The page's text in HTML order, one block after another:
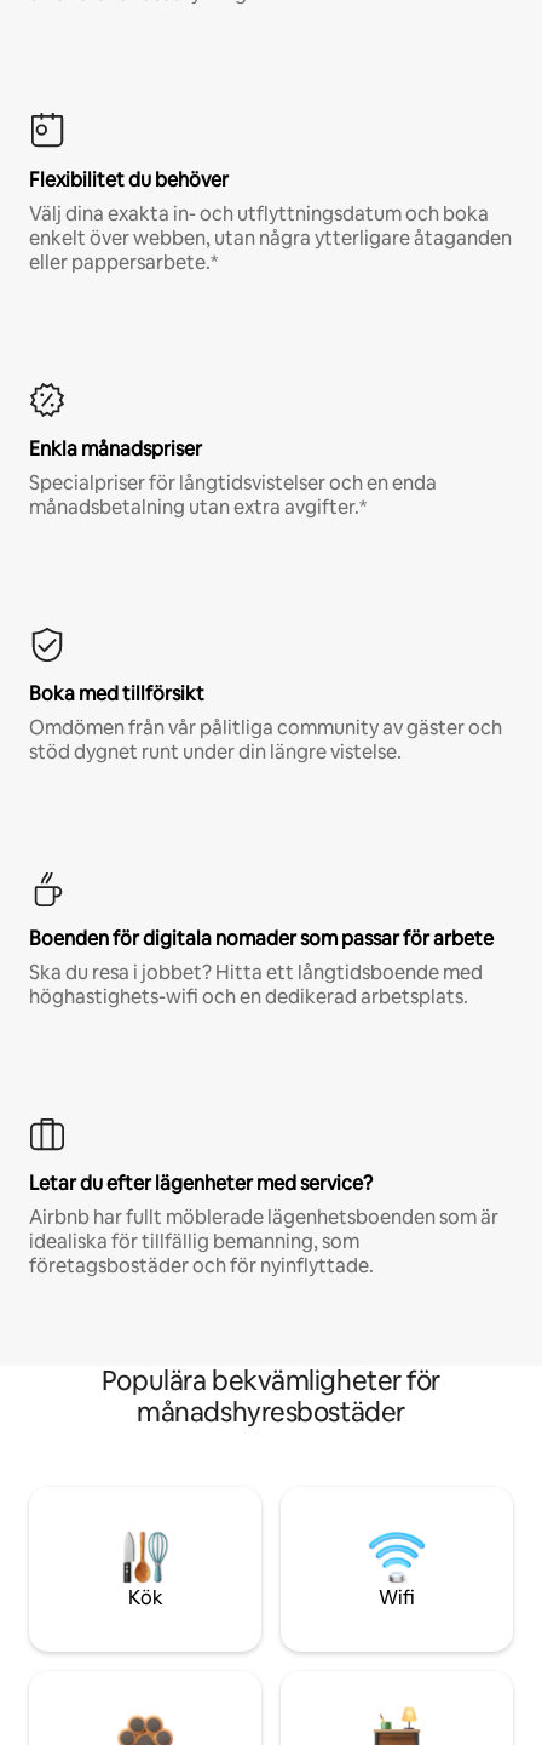
Flexibilitet du behöver
Välj dina exakta in- och utflyttningsdatum och boka
enkelt över webben, utan några ytterligare åtaganden
eller pappersarbete.*
Enkla månadspriser
Specialpriser för långtidsvistelser och en enda
månadsbetalning utan extra avgifter.*
Boka med tillförsikt
Omdömen från vår pålitliga community av gäster och
stöd dygnet runt under din längre vistelse.
Boenden för digitala nomader som passar för arbete
Ska du resa i jobbet? Hitta ett långtidsboende med
höghastighets-wifi och en dedikerad arbetsplats.
Letar du efter lägenheter med service?
Airbnb har fullt möblerade lägenhetsboenden som är
idealiska för tillfällig bemanning, som
företagsbostäder och för nyinflyttade.
Populära bekvämligheter för
månadshyresbostäder
Kök Wifi